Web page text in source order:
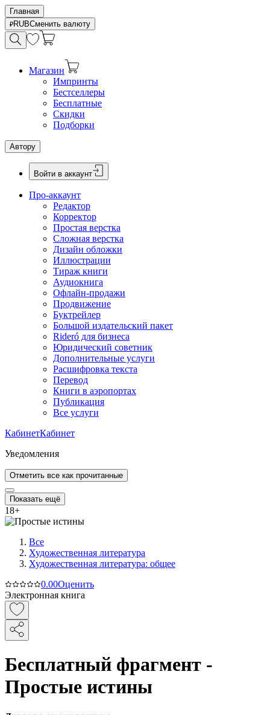
Главная
RUBСменить валюту
Магазин
Импринты
Бестселлеры
Бесплатные
Скидки
Подборки
Автору
Войти в аккаунт
Про-аккаунт
Редактор
Корректор
Простая верстка
Сложная верстка
Дизайн обложки
Иллюстрации
Тираж книги
Аудиокнига
Офлайн-продажи
Продвижение
Буктрейлер
Большой издательский пакет
Rideró для бизнеса
Юридический советник
Дополнительные услуги
Расшифровка текста
Перевод
Книги в аэропортах
Публикация
Все услуги
КабинетКабинет
Уведомления
Отметить все как прочитанные
Показать ещё
18+
Все
Художественная литература
Художественная литература: общее
0.00Оценить
Электронная книга
Бесплатный фрагмент -
Простые истины